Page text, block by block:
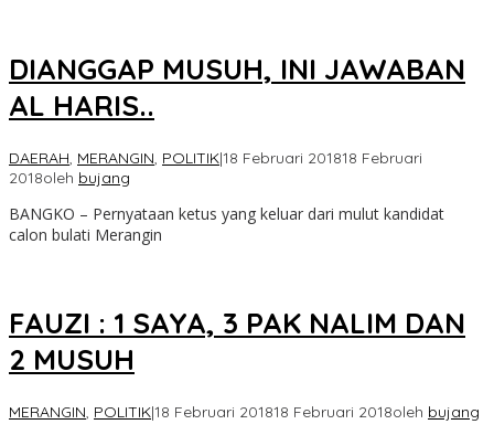
DIANGGAP MUSUH, INI JAWABAN
AL HARIS..
DAERAH, MERANGIN, POLITIK|18 Februari 201818 Februari
2018oleh bujang
BANGKO – Pernyataan ketus yang keluar dari mulut kandidat
calon bulati Merangin
FAUZI : 1 SAYA, 3 PAK NALIM DAN
2 MUSUH
MERANGIN, POLITIK|18 Februari 201818 Februari 2018oleh bujang